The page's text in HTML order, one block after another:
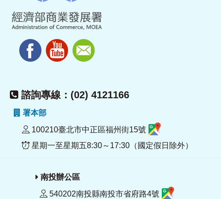
諮詢專線：(02) 4121166
署本部
100210臺北市中正區福州街15號
星期一至星期五8:30～17:30（國定假日除外）
南投辦公區
540202南投縣南投市省府路4號